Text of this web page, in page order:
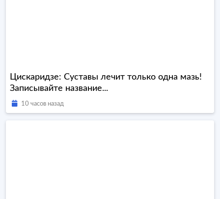
Цискаридзе: Суставы лечит только одна мазь!
Записывайте название...
10 часов назад